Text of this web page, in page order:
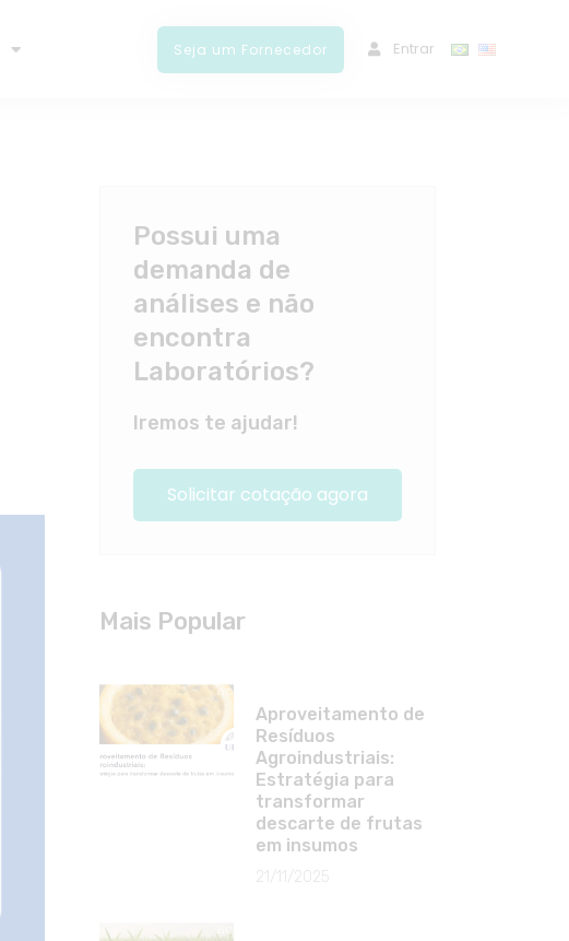
Seja um Fornecedor ﾠEntrar
Possui uma
demanda de
análises e não
encontra
Laboratórios?
Iremos te ajudar!
Solicitar cotação agora
Mais Popular
Aproveitamento de
Resíduos
Agroindustriais:
Estratégia para
transformar
descarte de frutas
em insumos
21/11/2025